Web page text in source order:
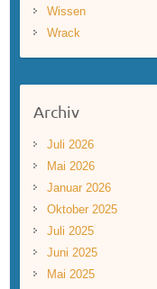
Wissen
Wrack
Archiv
Juli 2026
Mai 2026
Januar 2026
Oktober 2025
Juli 2025
Juni 2025
Mai 2025